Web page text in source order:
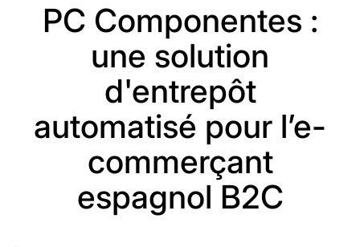
PC Componentes :
une solution
d'entrepôt
automatisé pour l’e-
commerçant
espagnol B2C